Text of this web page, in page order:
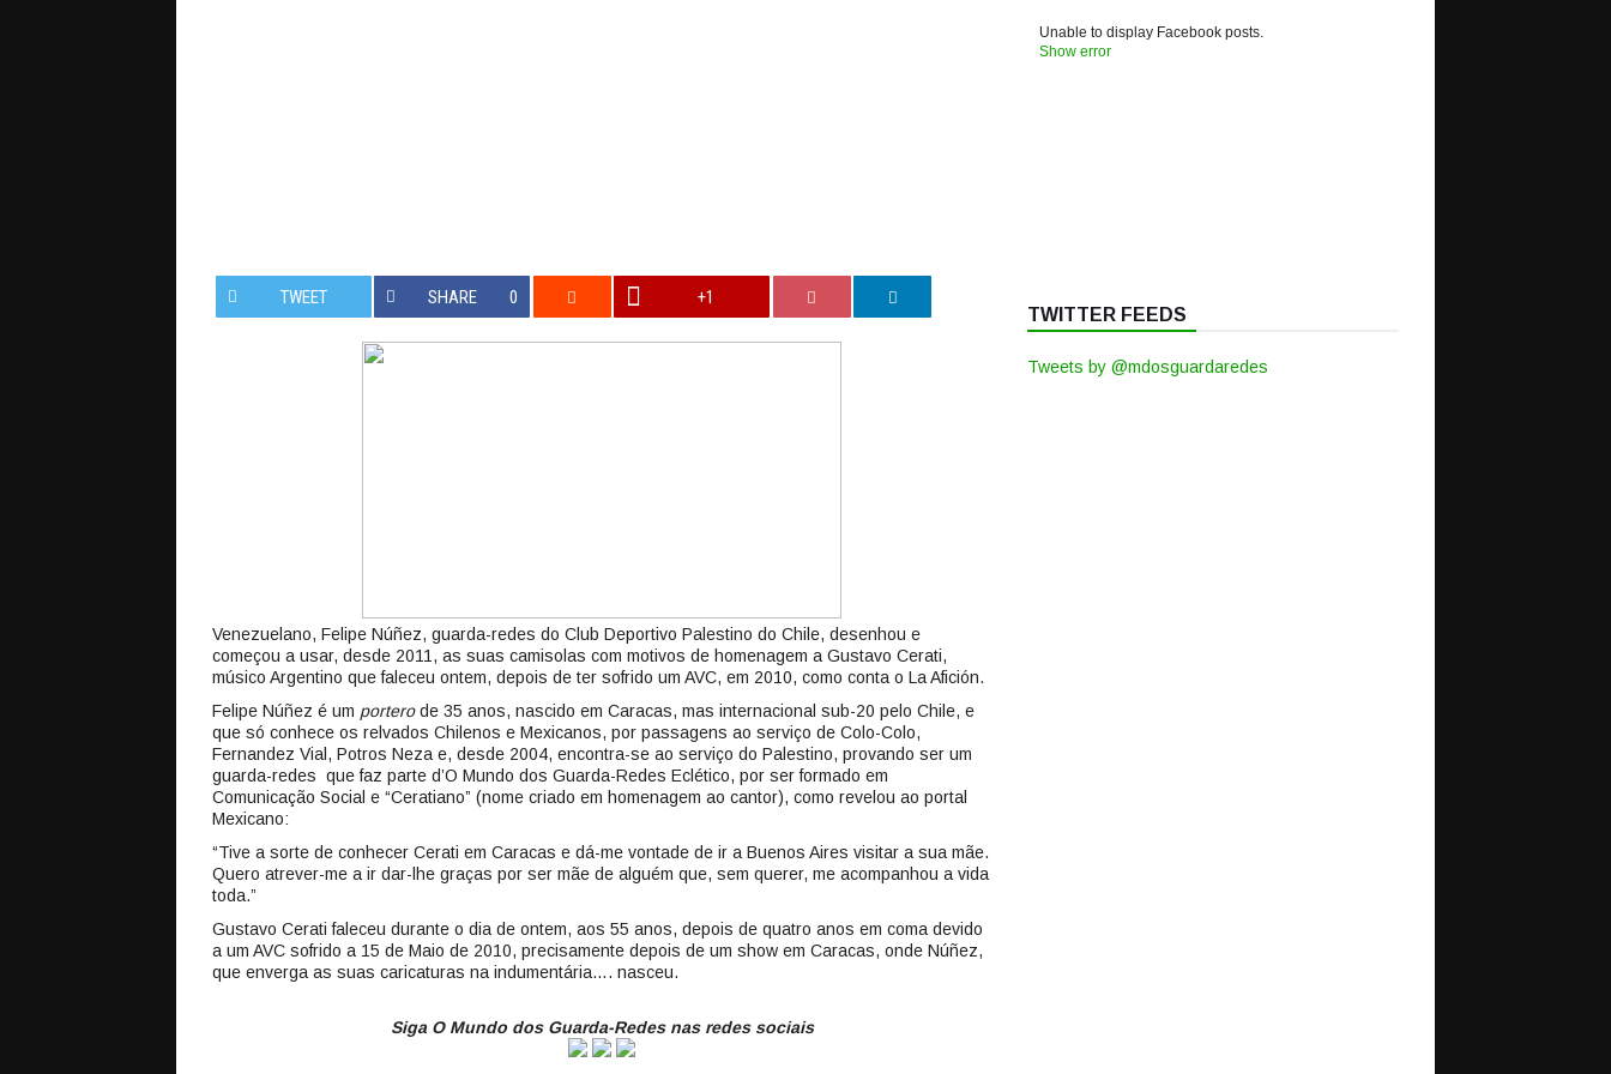
TWEET SHARE 0 +1
Venezuelano, Felipe Núñez, guarda-redes do Club Deportivo Palestino do Chile, desenhou e
começou a usar, desde 2011, as suas camisolas com motivos de homenagem a Gustavo Cerati,
músico Argentino que faleceu ontem, depois de ter sofrido um AVC, em 2010, como conta o La Afición.
Felipe Núñez é um porterode 35 anos, nascido em Caracas, mas internacional sub-20 pelo Chile, e
que só conhece os relvados Chilenos e Mexicanos, por passagens ao serviço de Colo-Colo,
Fernandez Vial, Potros Neza e, desde 2004, encontra-se ao serviço do Palestino, provando ser um
guarda-redes que faz parte d’O Mundo dos Guarda-Redes Eclético, por ser formado em
Comunicação Social e “Ceratiano” (nome criado em homenagem ao cantor), como revelou ao portal
Mexicano:
“Tive a sorte de conhecer Cerati em Caracas e dá-me vontade de ir a Buenos Aires visitar a sua mãe.
Quero atrever-me a ir dar-lhe graças por ser mãe de alguém que, sem querer, me acompanhou a vida
toda.”
Gustavo Cerati faleceu durante o dia de ontem, aos 55 anos, depois de quatro anos em coma devido
a um AVC sofrido a 15 de Maio de 2010, precisamente depois de um show em Caracas, onde Núñez,
que enverga as suas caricaturas na indumentária…. nasceu.
Siga O Mundo dos Guarda-Redes nas redes sociais
Unable to display Facebook posts.
Show error
TWITTER FEEDS
Tweets by @mdosguardaredes